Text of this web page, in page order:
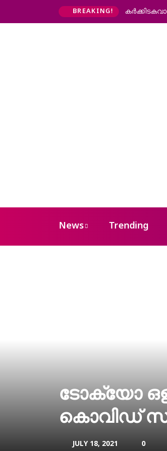
BREAKING!
News Trending
ടോക്യോ
കൊവിഡ്
JULY 18, 2021 0